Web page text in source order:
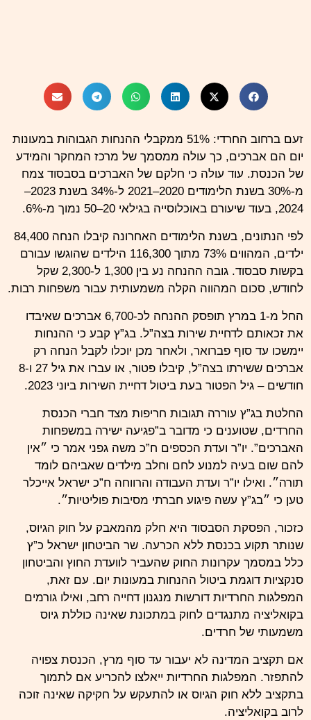
זעם ברחוב החרדי: 51% ממקבלי ההנחות הגבוהות במעונות
יום הם אברכים, כך עולה ממסמך של מרכז המחקר והמידע
של הכנסת. עוד עולה כי חלקם של האברכים בסבסוד צמח
מ-30% בשנת הלימודים 2020–2021 ל-34% בשנת 2023–
2024, בעוד שיעורם באוכלוסייה בגילאי 20–50 נמוך מ-6%.
לפי הנתונים, בשנת הלימודים האחרונה קיבלו הנחה 84,400
ילדים, המהווים 73% מתוך 116,300 הילדים שהוגשו עבורם
בקשות סבסוד. גובה ההנחה נע בין 1,300 ל-2,300 שקל
לחודש, סכום המהווה הקלה משמעותית עבור משפחות רבות.
החל מ-1 במרץ תופסק ההנחה לכ-6,700 אברכים שאיבדו
את זכאותם לדחיית שירות בצה”ל. בג”ץ קבע כי ההנחות
יימשכו עד סוף פברואר, ולאחר מכן יוכלו לקבל הנחה רק
אברכים ששירתו בצה”ל, קיבלו פטור, או עברו את גיל 27 ו-8
חודשים – גיל הפטור בעת ביטול דחיית השירות ביוני 2023.
החלטת בג”ץ עוררה תגובות חריפות מצד חברי הכנסת
החרדים, שטוענים כי מדובר ב”פגיעה ישירה במשפחות
האברכים”. יו”ר ועדת הכספים ח”כ משה גפני אמר כי ״אין
להם שום בעיה למנוע לחם וחלב מילדים שאביהם לומד
תורה״. ואילו יו”ר ועדת העבודה והרווחה ח”כ ישראל אייכלר
טען כי ״בג”ץ עשה פיגוע חברתי מסיבות פוליטיות״.
כזכור, הפסקת הסבסוד היא חלק מהמאבק על חוק הגיוס,
שנותר תקוע בכנסת ללא הכרעה. שר הביטחון ישראל כ”ץ
כלל במסמך עקרונות החוק שהעביר לוועדת החוץ והביטחון
סנקציות דוגמת ביטול ההנחות במעונות יום. עם זאת,
המפלגות החרדיות דורשות מנגנון דחייה רחב, ואילו גורמים
בקואליציה מתנגדים לחוק במתכונת שאינה כוללת גיוס
משמעותי של חרדים.
אם תקציב המדינה לא יעבור עד סוף מרץ, הכנסת צפויה
להתפזר. המפלגות החרדיות ייאלצו להכריע אם לתמוך
בתקציב ללא חוק הגיוס או להתעקש על חקיקה שאינה זוכה
לרוב בקואליציה.